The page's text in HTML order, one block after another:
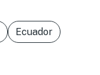
Ecuador